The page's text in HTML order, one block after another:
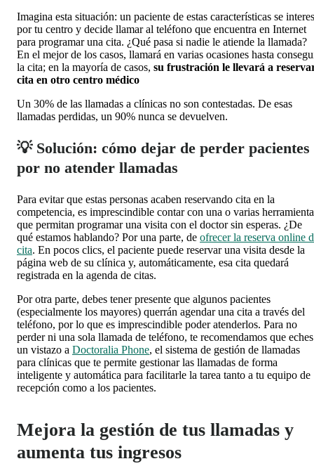
Imagina esta situación: un paciente de estas características se
por tu centro y decide llamar al teléfono que encuentra en Internet
para programar una cita. ¿Qué pasa si nadie le atiende la llamada?
En el mejor de los casos, llamará en varias ocasiones hasta
la cita; en la mayoría de casos, su frustración le llevará a
cita en otro centro médico
Un 30% de las llamadas a clínicas no son contestadas. De esas
llamadas perdidas, un 90% nunca se devuelven.
💡 Solución: cómo dejar de perder pacientes
por no atender llamadas
Para evitar que estas personas acaben reservando cita en la
competencia, es imprescindible contar con una o varias
que permitan programaruna visita con el doctor sin esperas. ¿De
qué estamos hablando? Por una parte, de ofrecer la reserva online
cita. En pocos clics, el paciente puede reservar una visita desde la
página web de su clínica y, automáticamente, esa cita quedará
registrada en la agenda de citas.
Por otra parte, debes tener presente que algunos pacientes
(especialmente los mayores) querrán agendar una cita a través del
teléfono, por lo que es imprescindible poder atenderlos. Para no
perder ni una sola llamada de teléfono, te recomendamos que eches
un vistazo a Doctoralia Phone, el sistema de gestión de llamadas
para clínicas que te permite gestionar las llamadas de forma
inteligente y automática para facilitarle la tarea tanto a tu equipo de
recepción como a los pacientes.
Mejora la gestión de tus llamadas y
aumenta tus ingresos